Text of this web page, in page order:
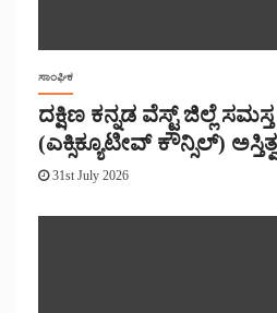
ಸಾಂಘಿಕ
ದಕ್ಷಿಣ ಕನ್ನಡ ವೆಸ್ಟ್ ಜಿಲ್ಲೆ
(ಎಕ್ಸಿಕ್ಯೂಟೀವ್ ಕೌನ್ಸಿಲ್)
31st July 2026